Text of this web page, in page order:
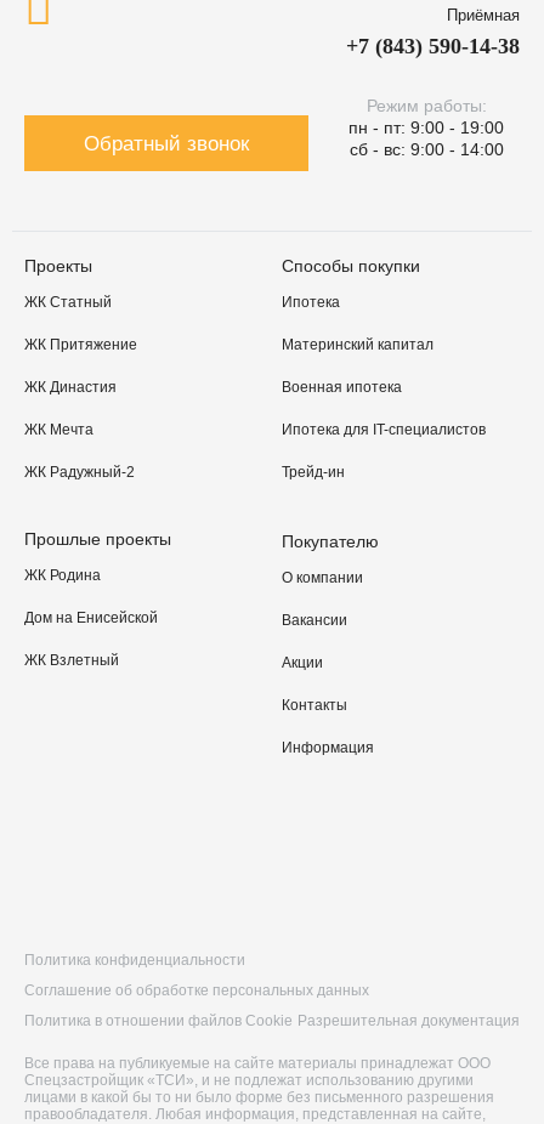
Приёмная
+7 (843) 590-14-38
Обратный звонок
Режим работы:
пн - пт: 9:00 - 19:00
сб - вс: 9:00 - 14:00
Проекты
ЖК Статный
ЖК Притяжение
ЖК Династия
ЖК Мечта
ЖК Радужный-2
Прошлые проекты
ЖК Родина
Дом на Енисейской
ЖК Взлетный
Способы покупки
Ипотека
Материнский капитал
Военная ипотека
Ипотека для IT-специалистов
Трейд-ин
Покупателю
О компании
Вакансии
Акции
Контакты
Информация
Политика конфиденциальности
Соглашение об обработке персональных данных
Политика в отношении файлов Cookie Разрешительная документация
Все права на публикуемые на сайте материалы принадлежат ООО
Спецзастройщик «ТСИ», и не подлежат использованию другими
лицами в какой бы то ни было форме без письменного разрешения
правообладателя. Любая информация, представленная на сайте,